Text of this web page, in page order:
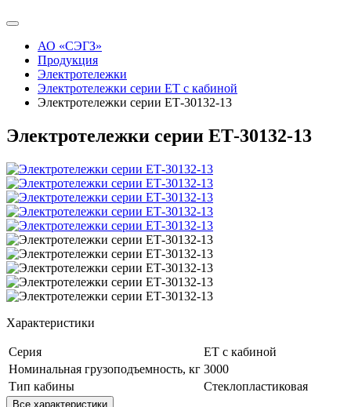
АО «СЭГЗ»
Продукция
Электротележки
Электротележки серии ЕТ с кабиной
Электротележки серии ЕТ-30132-13
Электротележки серии ЕТ-30132-13
Характеристики
Серия
ЕТ с кабиной
Номинальная грузоподъемность, кг 3000
Тип кабины
Стеклопластиковая
Все характеристики